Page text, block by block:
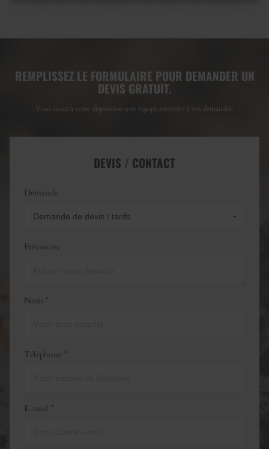
REMPLISSEZ LE FORMULAIRE POUR DEMANDER UN
DEVIS GRATUIT.
Vous aurez à votre disposition une équipe attentive à vos demandes.
DEVIS / CONTACT
Demande
Précisions
Nom *
Téléphone *
E-mail *